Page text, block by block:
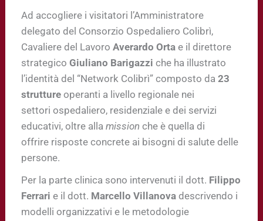
Ad accogliere i visitatori l’Amministratore
delegato del Consorzio Ospedaliero Colibrì,
Cavaliere del LavoroAverardo Orta e il direttore
strategicoGiuliano Barigazzi che ha illustrato
l’identità del “Network Colibrì” composto da23
strutture operanti a livello regionale nei
settori ospedaliero, residenziale e dei servizi
educativi, oltre allamission che è quella di
offrire risposte concrete ai bisogni di salute delle
persone.
Per la parte clinica sono intervenuti il dott. Filippo
Ferrari e il dott. Marcello Villanova descrivendo i
modelli organizzativi e le metodologie